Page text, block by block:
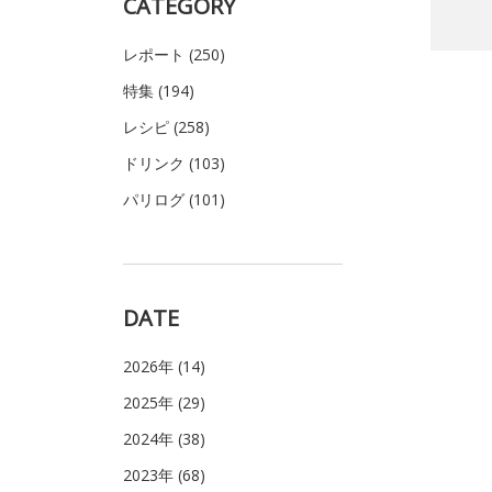
CATEGORY
レポート (250)
特集 (194)
レシピ (258)
ドリンク (103)
パリログ (101)
DATE
2026年 (14)
2025年 (29)
2024年 (38)
2023年 (68)